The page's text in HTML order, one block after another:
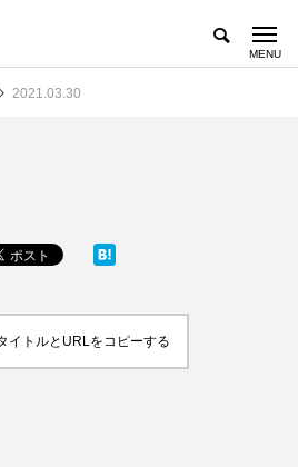
2021.03.30
イトルとURLをコピーする